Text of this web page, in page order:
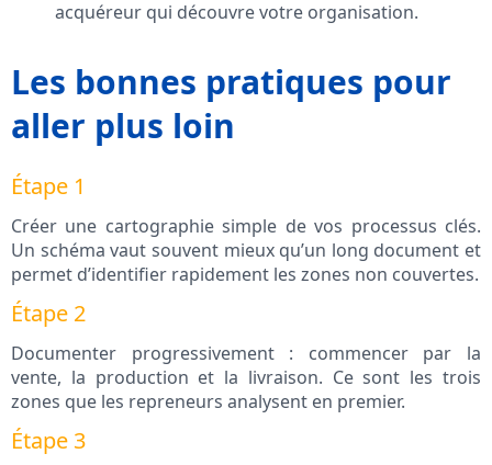
acquéreur qui découvre votre organisation.
Les bonnes pratiques pour
aller plus loin
Étape 1
Créer une cartographie simple de vos processus clés.
Un schéma vaut souvent mieux qu’un long document et
permet d’identifier rapidement les zones non couvertes.
Étape 2
Documenter progressivement : commencer par la
vente, la production et la livraison. Ce sont les trois
zones que les repreneurs analysent en premier.
Étape 3